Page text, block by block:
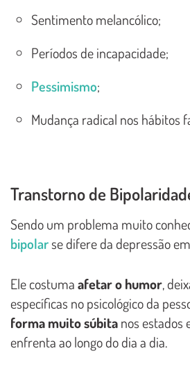
Sentimento melancólico;
Períodos de incapacidade;
Pessimismo;
Mudança radical nos hábitos
Transtorno de
Sendo um problema muito
bipolarse difere da depressão
Ele costumaafetar o humor,
específicas no psicológico da
forma muito súbitanos estados
enfrenta ao longo do dia a dia.